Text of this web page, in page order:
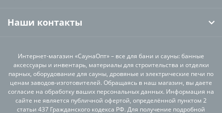
Наши контакты
Интернет-магазин «СаунаОпт» – все для бани и сауны: банные
аксессуары и инвентарь, материалы для строительства и отделки
парных, оборудование для сауны, дровяные и электрические печи по
ценам заводов-изготовителей. Обращаясь в наш магазин, вы даете
согласие на обработку ваших персональных данных. Информация на
сайте не является публичной офертой, определённой пунктом 2
статьи 437 Гражданского кодекса РФ. Для получение подробной